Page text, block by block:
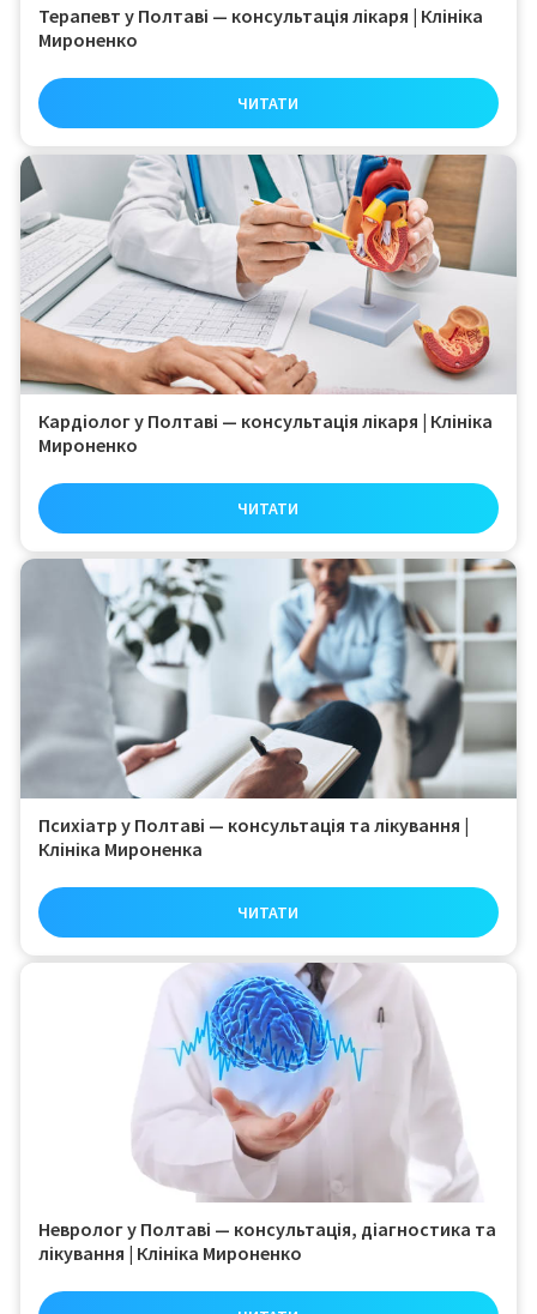
Терапевт у Полтаві — консультація лікаря | Клініка
Мироненко
ЧИТАТИ
Кардіолог у Полтаві — консультація лікаря | Клініка
Мироненко
ЧИТАТИ
Психіатр у Полтаві — консультація та лікування |
Клініка Мироненка
ЧИТАТИ
Невролог у Полтаві — консультація, діагностика та
лікування | Клініка Мироненко